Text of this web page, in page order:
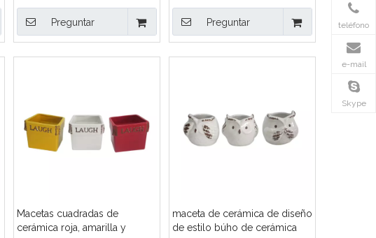
Preguntar Preguntar
Macetas cuadradas de
cerámica roja, amarilla y
maceta de cerámica de diseño
de estilo búho de cerámica
teléfono
e-mail
Skype